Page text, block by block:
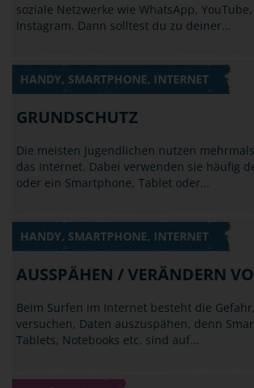
soziale Netzwerke wie WhatsApp,
Instagram. Dann solltest du zu deiner…
HANDY, SMARTPHONE, INTERNET
GRUNDSCHUTZ
Die meisten Jugendlichen nutzen
das Internet. Dabei verwenden sie häufig
oder ein Smartphone, Tablet oder…
HANDY, SMARTPHONE, INTERNET
AUSSPÄHEN / VERÄNDERN
Beim Surfen im Internet besteht die
versuchen, Daten auszuspähen, denn
Tablets, Notebooks etc. sind auf…